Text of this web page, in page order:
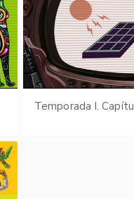
Temporada I.